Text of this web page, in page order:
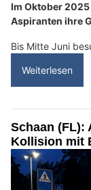
Im Oktober
Aspiranten ihre
Bis Mitte Juni
Weiterlesen
Schaan (FL):
Kollision mit